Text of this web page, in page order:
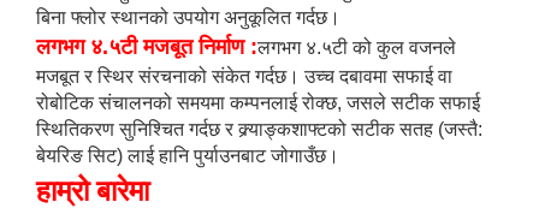
बिना फ्लोर स्थानको उपयोग अनुकूलित गर्दछ।
लगभग ४.५टी मजबूत निर्माण :लगभग ४.५टी को कुल वजनले
मजबूत र स्थिर संरचनाको संकेत गर्दछ। उच्च दबावमा सफाई वा
रोबोटिक संचालनको समयमा कम्पनलाई रोक्छ, जसले सटीक सफाई
स्थितिकरण सुनिश्चित गर्दछ र क्र्याङ्कशाफ्टको सटीक सतह (जस्तै:
बेयरिङ सिट) लाई हानि पुर्याउनबाट जोगाउँछ।
हाम्रो बारेमा